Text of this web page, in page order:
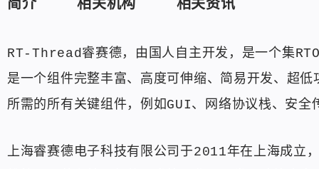
简介 相关机构 相关资讯
RT-Thread睿赛德，由国人自主开发，是一个集
是一个组件完整丰富、高度可伸缩、简易开发、超
所需的所有关键组件，例如GUI、网络协议栈、安全
上海睿赛德电子科技有限公司于2011年在上海成